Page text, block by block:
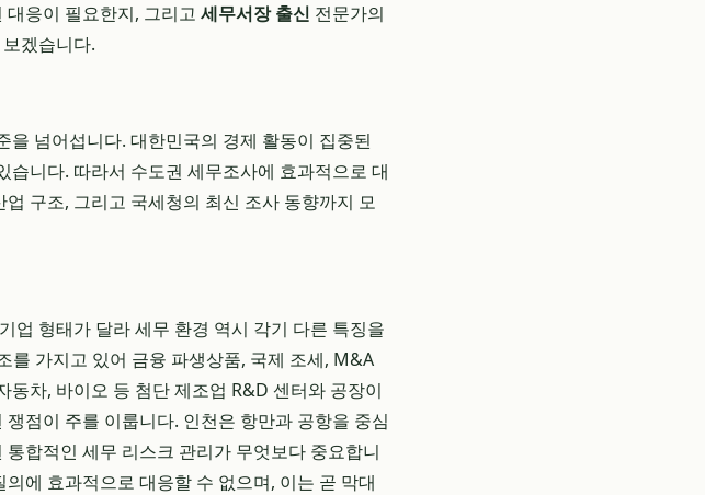
대응이 필요한지, 그리고 세무서장 출신 전문가의
겠습니다.
넘어섭니다. 대한민국의 경제 활동이 집중된
니다. 따라서 수도권 세무조사에 효과적으로 대
구조, 그리고 국세청의 최신 조사 동향까지 모
업 형태가 달라 세무 환경 역시 각기 다른 특징을
를 가지고 있어 금융 파생상품, 국제 조세, M&A
차, 바이오 등 첨단 제조업 R&D 센터와 공장이
점이 주를 이룹니다. 인천은 항만과 공항을 중심
합적인 세무 리스크 관리가 무엇보다 중요합니
에 효과적으로 대응할 수 없으며, 이는 곧 막대